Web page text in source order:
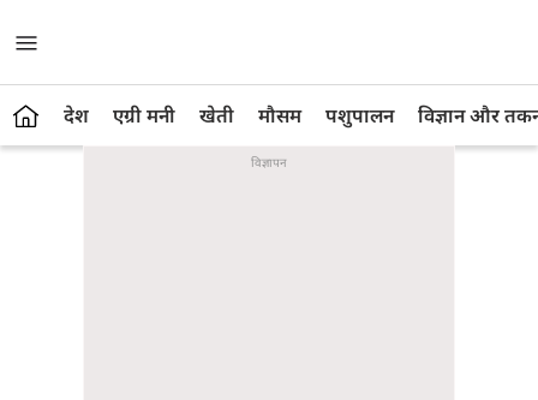
देश एग्री मनी खेती मौसम पशुपालन विज्ञान और